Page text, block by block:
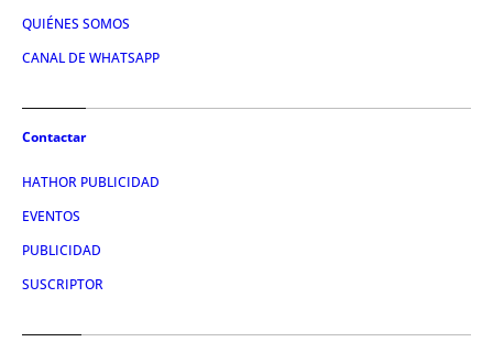
QUIÉNES SOMOS
CANAL DE WHATSAPP
Contactar
HATHOR PUBLICIDAD
EVENTOS
PUBLICIDAD
SUSCRIPTOR